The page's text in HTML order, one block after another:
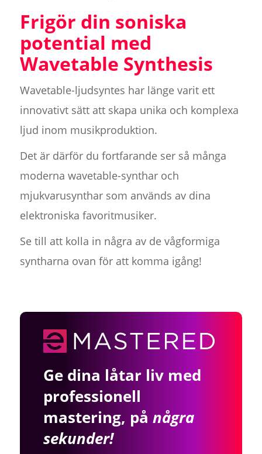
Frigör din soniska
potential med
Wavetable Synthesis
Wavetable-ljudsyntes har länge varit ett
innovativt sätt att skapa unika och komplexa
ljud inom musikproduktion.
Det är därför du fortfarande ser så många
moderna wavetable-synthar och
mjukvarusynthar som används av dina
elektroniska favoritmusiker.
Se till att kolla in några av de vågformiga
syntharna ovan för att komma igång!
Ge dina låtar liv med
professionell
mastering, på några
sekunder!